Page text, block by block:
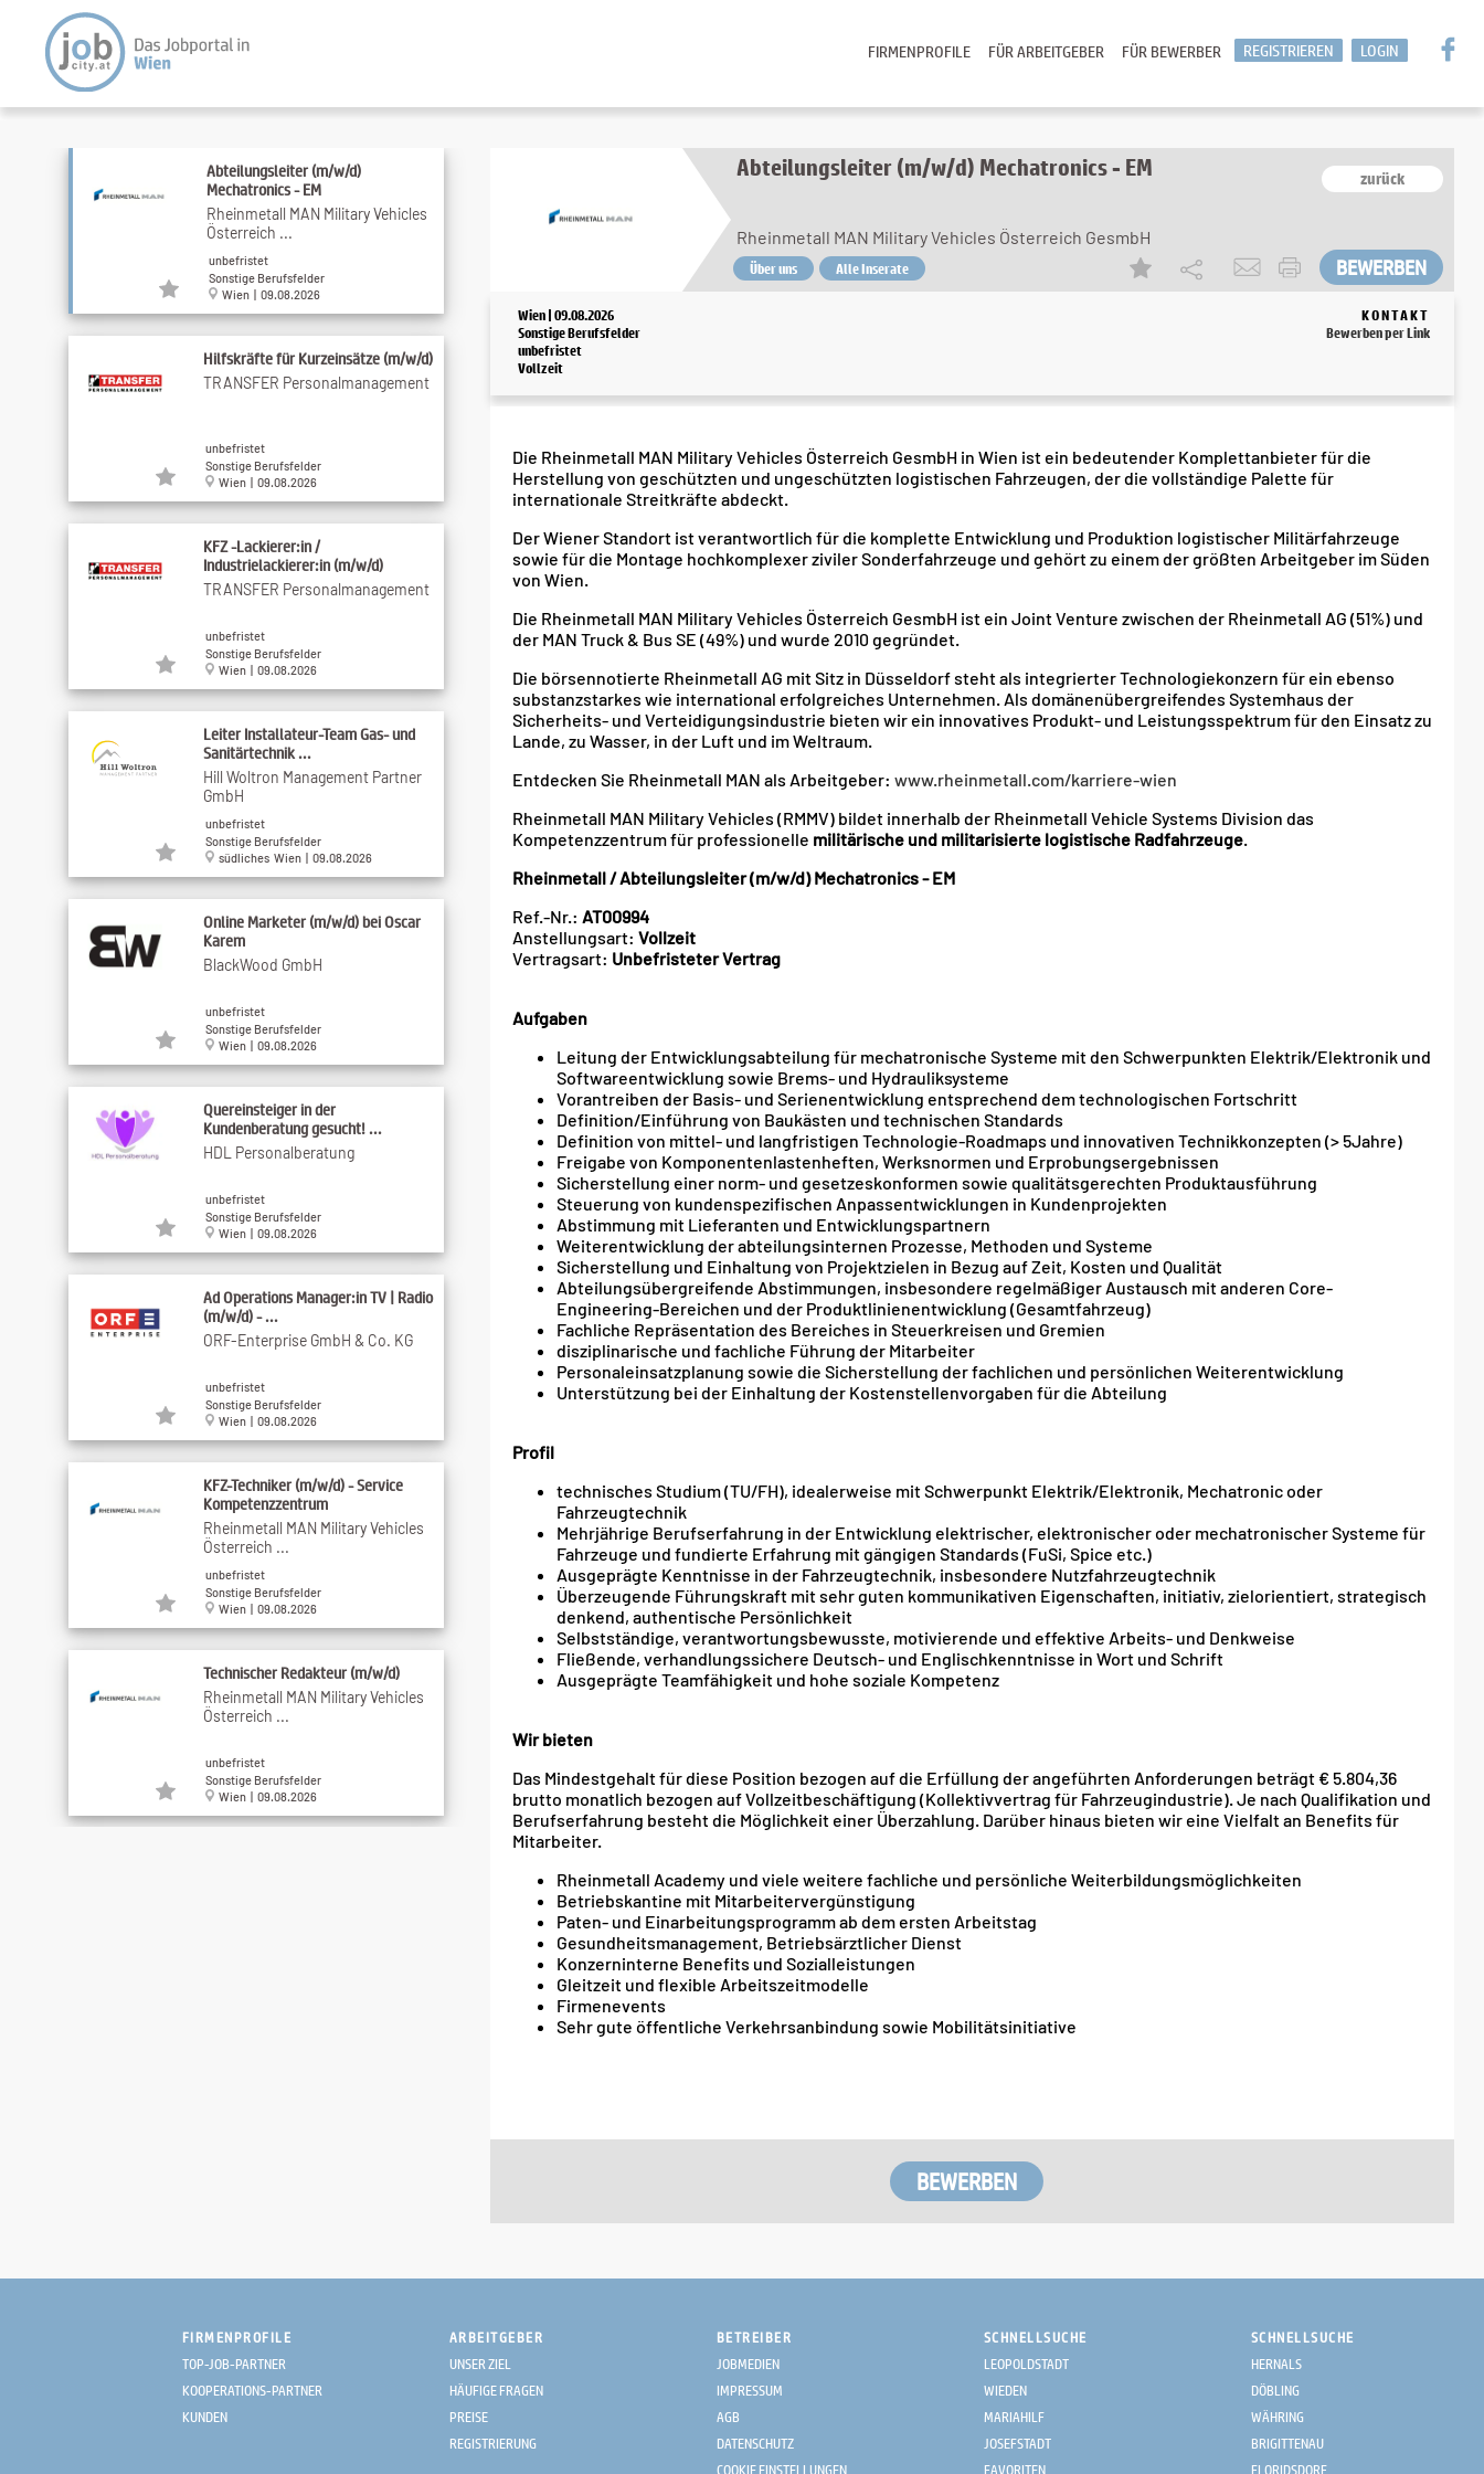
LOGIN
REGISTRIEREN
FÜR BEWERBER
FÜR ARBEITGEBER
FIRMENPROFILE
Abteilungsleiter (m/w/d) Mechatronics - EM zurück
Rheinmetall MAN Military Vehicles Österreich GesmbH
Über uns Alle Inserate
Wien | 09.08.2026
Sonstige Berufsfelder
unbefristet
Vollzeit
KONTAKT
Bewerben per Link
Die Rheinmetall MAN Military Vehicles Österreich GesmbH in Wien ist ein bedeutender Komplettanbieter für die
Herstellung von geschützten und ungeschützten logistischen Fahrzeugen, der die vollständige Palette für
internationale Streitkräfte abdeckt.
Der Wiener Standort ist verantwortlich für die komplette Entwicklung und Produktion logistischer Militärfahrzeuge
sowie für die Montage hochkomplexer ziviler Sonderfahrzeuge und gehört zu einem der größten Arbeitgeber im Süden
von Wien.
Die Rheinmetall MAN Military Vehicles Österreich GesmbH ist ein Joint Venture zwischen der Rheinmetall AG (51%) und
der MAN Truck & Bus SE (49%) und wurde 2010 gegründet.
Die börsennotierte Rheinmetall AG mit Sitz in Düsseldorf steht als integrierter Technologiekonzern für ein ebenso
substanzstarkes wie international erfolgreiches Unternehmen. Als domänenübergreifendes Systemhaus der
Sicherheits- und Verteidigungsindustrie bieten wir ein innovatives Produkt- und Leistungsspektrum für den Einsatz zu
Lande, zu Wasser, in der Luft und im Weltraum.
Entdecken Sie Rheinmetall MAN als Arbeitgeber: www.rheinmetall.com/karriere-wien
Rheinmetall MAN Military Vehicles (RMMV) bildet innerhalb der Rheinmetall Vehicle Systems Division das
Kompetenzzentrum für professionelle militärische und militarisierte logistische Radfahrzeuge.
Rheinmetall / Abteilungsleiter (m/w/d) Mechatronics - EM
Ref.-Nr.: AT00994
Anstellungsart: Vollzeit
Vertragsart: Unbefristeter Vertrag
Aufgaben
Leitung der Entwicklungsabteilung für mechatronische Systeme mit den Schwerpunkten Elektrik/Elektronik und
Softwareentwicklung sowie Brems- und Hydrauliksysteme
Vorantreiben der Basis- und Serienentwicklung entsprechend dem technologischen Fortschritt
Definition/Einführung von Baukästen und technischen Standards
Definition von mittel- und langfristigen Technologie-Roadmaps und innovativen Technikkonzepten (> 5Jahre)
Freigabe von Komponentenlastenheften, Werksnormen und Erprobungsergebnissen
Sicherstellung einer norm- und gesetzeskonformen sowie qualitätsgerechten Produktausführung
Steuerung von kundenspezifischen Anpassentwicklungen in Kundenprojekten
Abstimmung mit Lieferanten und Entwicklungspartnern
Weiterentwicklung der abteilungsinternen Prozesse, Methoden und Systeme
Sicherstellung und Einhaltung von Projektzielen in Bezug auf Zeit, Kosten und Qualität
Abteilungsübergreifende Abstimmungen, insbesondere regelmäßiger Austausch mit anderen Core-
Engineering-Bereichen und der Produktlinienentwicklung (Gesamtfahrzeug)
Fachliche Repräsentation des Bereiches in Steuerkreisen und Gremien
disziplinarische und fachliche Führung der Mitarbeiter
Personaleinsatzplanung sowie die Sicherstellung der fachlichen und persönlichen Weiterentwicklung
Unterstützung bei der Einhaltung der Kostenstellenvorgaben für die Abteilung
Profil
technisches Studium (TU/FH), idealerweise mit Schwerpunkt Elektrik/Elektronik, Mechatronic oder
Fahrzeugtechnik
Mehrjährige Berufserfahrung in der Entwicklung elektrischer, elektronischer oder mechatronischer Systeme für
Fahrzeuge und fundierte Erfahrung mit gängigen Standards (FuSi, Spice etc.)
Ausgeprägte Kenntnisse in der Fahrzeugtechnik, insbesondere Nutzfahrzeugtechnik
Überzeugende Führungskraft mit sehr guten kommunikativen Eigenschaften, initiativ, zielorientiert, strategisch
denkend, authentische Persönlichkeit
Selbstständige, verantwortungsbewusste, motivierende und effektive Arbeits- und Denkweise
Fließende, verhandlungssichere Deutsch- und Englischkenntnisse in Wort und Schrift
Ausgeprägte Teamfähigkeit und hohe soziale Kompetenz
Wir bieten
Das Mindestgehalt für diese Position bezogen auf die Erfüllung der angeführten Anforderungen beträgt € 5.804,36
brutto monatlich bezogen auf Vollzeitbeschäftigung (Kollektivvertrag für Fahrzeugindustrie). Je nach Qualifikation und
Berufserfahrung besteht die Möglichkeit einer Überzahlung. Darüber hinaus bieten wir eine Vielfalt an Benefits für
Mitarbeiter.
Rheinmetall Academy und viele weitere fachliche und persönliche Weiterbildungsmöglichkeiten
Betriebskantine mit Mitarbeitervergünstigung
Paten- und Einarbeitungsprogramm ab dem ersten Arbeitstag
Gesundheitsmanagement, Betriebsärztlicher Dienst
Konzerninterne Benefits und Sozialleistungen
Gleitzeit und flexible Arbeitszeitmodelle
Firmenevents
Sehr gute öffentliche Verkehrsanbindung sowie Mobilitätsinitiative
Abteilungsleiter (m/w/d)
Mechatronics - EM
Rheinmetall MAN Military Vehicles
Österreich ...
unbefristet
Sonstige Berufsfelder
Wien | 09.08.2026
Hilfskräfte für Kurzeinsätze (m/w/d)
TRANSFER Personalmanagement
unbefristet
Sonstige Berufsfelder
Wien | 09.08.2026
KFZ -Lackierer:in /
Industrielackierer:in (m/w/d)
TRANSFER Personalmanagement
unbefristet
Sonstige Berufsfelder
Wien | 09.08.2026
Leiter Installateur-Team Gas- und
Sanitärtechnik ...
Hill Woltron Management Partner
GmbH
unbefristet
Sonstige Berufsfelder
südliches Wien | 09.08.2026
Online Marketer (m/w/d) bei Oscar
Karem
BlackWood GmbH
unbefristet
Sonstige Berufsfelder
Wien | 09.08.2026
Quereinsteiger in der
Kundenberatung gesucht! ...
HDL Personalberatung
unbefristet
Sonstige Berufsfelder
Wien | 09.08.2026
Ad Operations Manager:in TV | Radio
(m/w/d) - ...
ORF-Enterprise GmbH & Co. KG
unbefristet
Sonstige Berufsfelder
Wien | 09.08.2026
KFZ-Techniker (m/w/d) - Service
Kompetenzzentrum
Rheinmetall MAN Military Vehicles
Österreich ...
unbefristet
Sonstige Berufsfelder
Wien | 09.08.2026
Technischer Redakteur (m/w/d)
Rheinmetall MAN Military Vehicles
Österreich ...
unbefristet
Sonstige Berufsfelder
Wien | 09.08.2026
Wald (BFW)
Sonstige Berufsfelder
Wien | 09.08.2026
Production Operator / Production
FIRMENPROFILE
TOP-JOB-PARTNER
KOOPERATIONS-PARTNER
KUNDEN
ARBEITGEBER
UNSER ZIEL
HÄUFIGE FRAGEN
PREISE
REGISTRIERUNG
BETREIBER
JOBMEDIEN
IMPRESSUM
AGB
DATENSCHUTZ
COOKIE EINSTELLUNGEN
SCHNELLSUCHE
LEOPOLDSTADT
WIEDEN
MARIAHILF
JOSEFSTADT
FAVORITEN
SCHNELLSUCHE
HERNALS
DÖBLING
WÄHRING
BRIGITTENAU
FLORIDSDORF